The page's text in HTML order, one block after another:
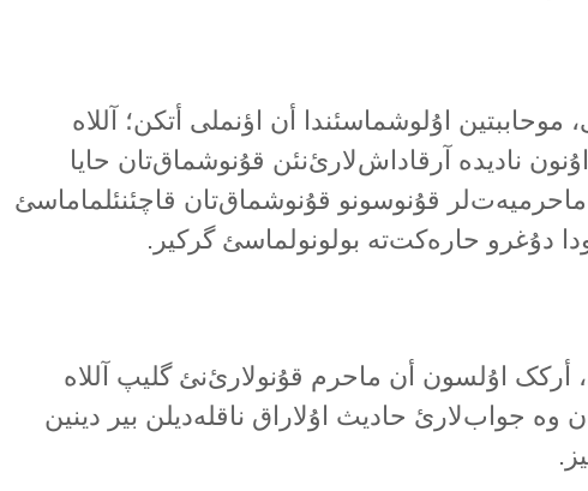
موحاببتین اۇلوشماسئندا أن اؤنملی أتکن؛ آللاە
نادیدە آرقاداش‌لارئ‌نئن قۇنوشماق‌تان حایا
ماحرمیەت‌لر قۇنوسونو قۇنوشماق‌تان قاچئنئلماماسئ
دۇغرو حارەکت‌تە بولونولماسئ گرکیر.
أرکک اۇلسون أن ماحرم قۇنولارئ‌نئ گلیپ آللاە
وە جواب‌لارئ حادیث اۇلاراق ناقلەدیلن بیر دینین